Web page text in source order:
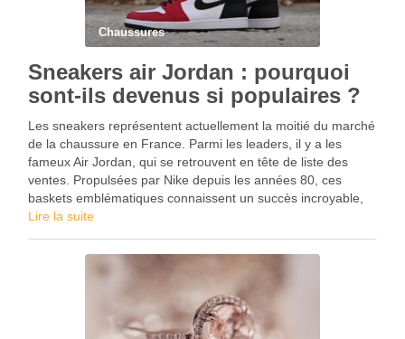
Chaussures
Sneakers air Jordan : pourquoi
sont-ils devenus si populaires ?
Les sneakers représentent actuellement la moitié du marché
de la chaussure en France. Parmi les leaders, il y a les
fameux Air Jordan, qui se retrouvent en tête de liste des
ventes. Propulsées par Nike depuis les années 80, ces
baskets emblématiques connaissent un succès incroyable,
en brisant les barrières …
Lire la suite